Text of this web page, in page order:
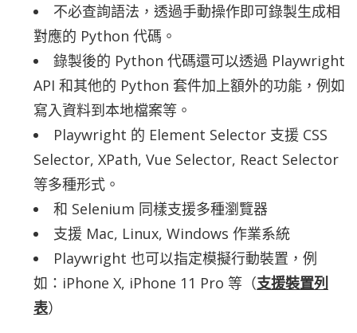
不必查詢語法，透過手動操作即可錄製生成相
對應的 Python 代碼。
錄製後的 Python 代碼還可以透過 Playwright
API 和其他的 Python 套件加上額外的功能，例如
寫入資料到本地檔案等。
Playwright 的 Element Selector 支援 CSS
Selector, XPath, Vue Selector, React Selector
等多種形式。
和 Selenium 同樣支援多種瀏覽器
支援 Mac, Linux, Windows 作業系統
Playwright 也可以指定模擬行動裝置，例
如：iPhone X, iPhone 11 Pro 等（支援裝置列
表）